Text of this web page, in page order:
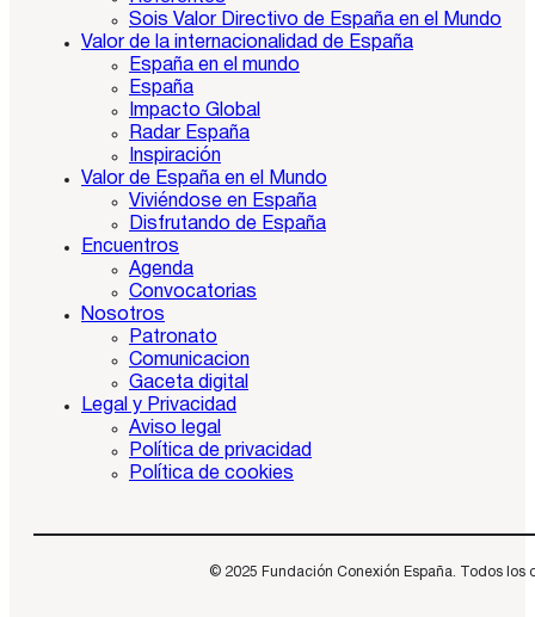
Sois Valor Directivo de España en el Mundo
Valor de la internacionalidad de España
España en el mundo
España
Impacto Global
Radar España
Inspiración
Valor de España en el Mundo
Viviéndose en España
Disfrutando de España
Encuentros
Agenda
Convocatorias
Nosotros
Patronato
Comunicacion
Gaceta digital
Legal y Privacidad
Aviso legal
Política de privacidad
Política de cookies
© 2025 Fundación Conexión España. Todos los